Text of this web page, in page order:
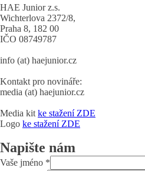
HAE Junior z.s.
Wichterlova 2372/8,
Praha 8, 182 00
IČO 08749787
info (at) haejunior.cz
Kontakt pro novináře:
media (at) haejunior.cz
Media kit ke stažení ZDE
Logo ke stažení ZDE
Napište nám
Vaše jméno *